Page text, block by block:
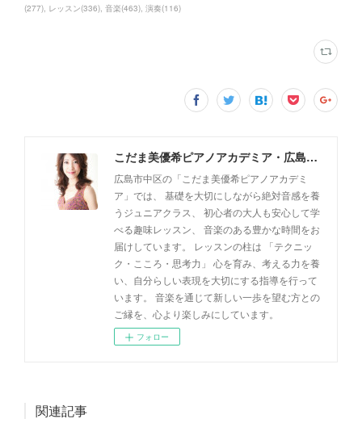
(277) レッスン(336) 音楽(463) 演奏(116)
こだま美優希ピアノアカデミア・広島市中区
広島市中区の「こだま美優希ピアノアカデミ
ア」では、 基礎を大切にしながら絶対音感を養
うジュニアクラス、 初心者の大人も安心して学
べる趣味レッスン、 音楽のある豊かな時間をお
届けしています。 レッスンの柱は 「テクニッ
ク・こころ・思考力」 心を育み、考える力を養
い、自分らしい表現を大切にする指導を行って
います。 音楽を通じて新しい一歩を望む方との
ご縁を、心より楽しみにしています。
フォロー
関連記事